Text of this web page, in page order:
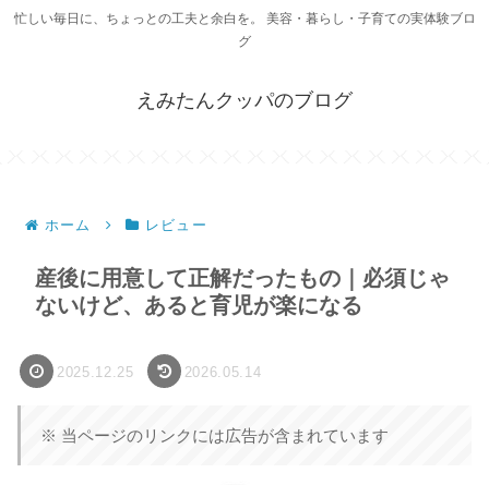
忙しい毎日に、ちょっとの工夫と余白を。 美容・暮らし・子育ての実体験ブロ
グ
えみたんクッパのブログ
ホーム レビュー
産後に用意して正解だったもの｜必須じゃ
ないけど、あると育児が楽になる
2025.12.25 2026.05.14